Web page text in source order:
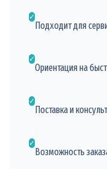
✓
Подходит для
✓
Ориентация на
✓
Поставка и
✓
Возможность